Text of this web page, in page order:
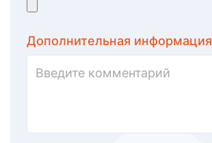
Дополнительная информация